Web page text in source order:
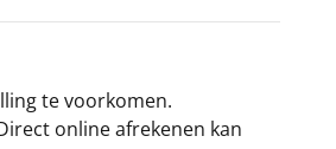
te voorkomen.
online afrekenen kan